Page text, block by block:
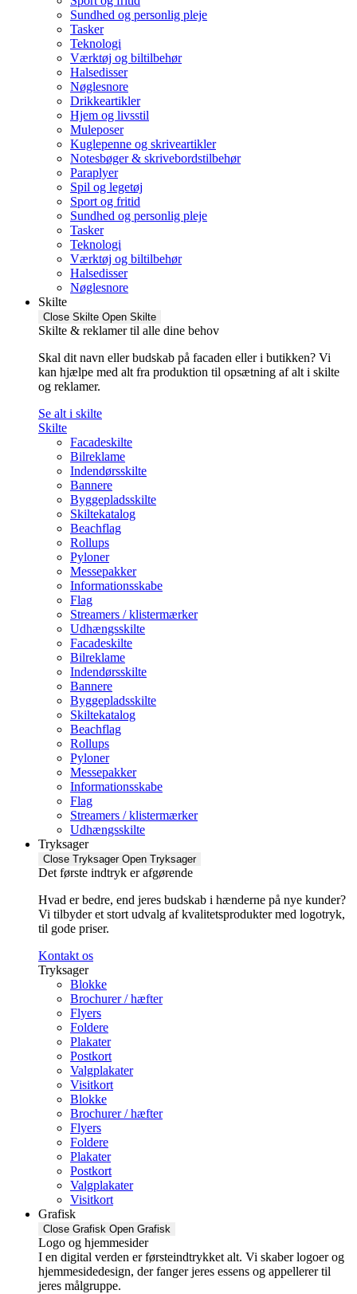
Sundhed og personlig pleje
Tasker
Teknologi
Værktøj og biltilbehør
Halsedisser
Nøglesnore
Drikkeartikler
Hjem og livsstil
Muleposer
Kuglepenne og skriveartikler
Notesbøger & skrivebordstilbehør
Paraplyer
Spil og legetøj
Sport og fritid
Sundhed og personlig pleje
Tasker
Teknologi
Værktøj og biltilbehør
Halsedisser
Nøglesnore
Skilte
Close Skilte Open Skilte
Skilte & reklamer til alle dine behov
Skal dit navn eller budskab på facaden eller i butikken? Vi
kan hjælpe med alt fra produktion til opsætning af alt i skilte
og reklamer.
Se alt i skilte
Skilte
Facadeskilte
Bilreklame
Indendørsskilte
Bannere
Byggepladsskilte
Skiltekatalog
Beachflag
Rollups
Pyloner
Messepakker
Informationsskabe
Flag
Streamers / klistermærker
Udhængsskilte
Facadeskilte
Bilreklame
Indendørsskilte
Bannere
Byggepladsskilte
Skiltekatalog
Beachflag
Rollups
Pyloner
Messepakker
Informationsskabe
Flag
Streamers / klistermærker
Udhængsskilte
Tryksager
Close Tryksager Open Tryksager
Det første indtryk er afgørende
Hvad er bedre, end jeres budskab i hænderne på nye kunder?
Vi tilbyder et stort udvalg af kvalitetsprodukter med logotryk,
til gode priser.
Kontakt os
Tryksager
Blokke
Brochurer / hæfter
Flyers
Foldere
Plakater
Postkort
Valgplakater
Visitkort
Blokke
Brochurer / hæfter
Flyers
Foldere
Plakater
Postkort
Valgplakater
Visitkort
Grafisk
Close Grafisk Open Grafisk
Logo og hjemmesider
I en digital verden er førsteindtrykket alt. Vi skaber logoer og
hjemmesidedesign, der fanger jeres essens og appellerer til
jeres målgruppe.